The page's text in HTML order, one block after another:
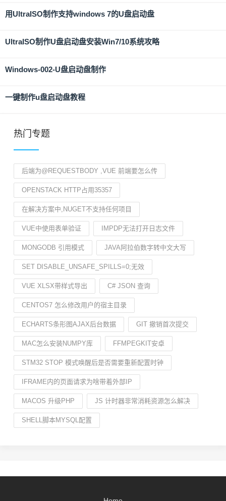
用UltraISO制作支持windows 7的U盘启动盘
UltraISO制作U盘启动盘安装Win7/10系统攻略
Windows-002-U盘启动盘制作
一键制作u盘启动盘教程
热门专题
后端为@REQUESTBODY ,VUE 前端要怎么传
OPENSTACK HTTP占用35357
在解决方案中,NUGET不支持任何项目
VUE中使用表单验证 IMPDP无法打开日志文件
MONGODB 引用模式 JAVA阿拉伯数字转中文大写
SET DISABLE_UNSAFE_SPILLS=0;无效
VUE XLSX带样式导出 C# JSON 查询
CENTOS7 怎么修改用户的宿主目录
ECHARTS条形图AJAX后台数据 GIT 撤销首次提交
MAC怎么安装NUMPY库 FFMPEGKIT安卓
STM32 STOP 模式唤醒后是否需要重新配置时钟
IFRAME内的页面请求为啥带着外部IP
MACOS 升级PHP JS 计时器非常消耗资源怎么解决
SHELL脚本MYSQL配置